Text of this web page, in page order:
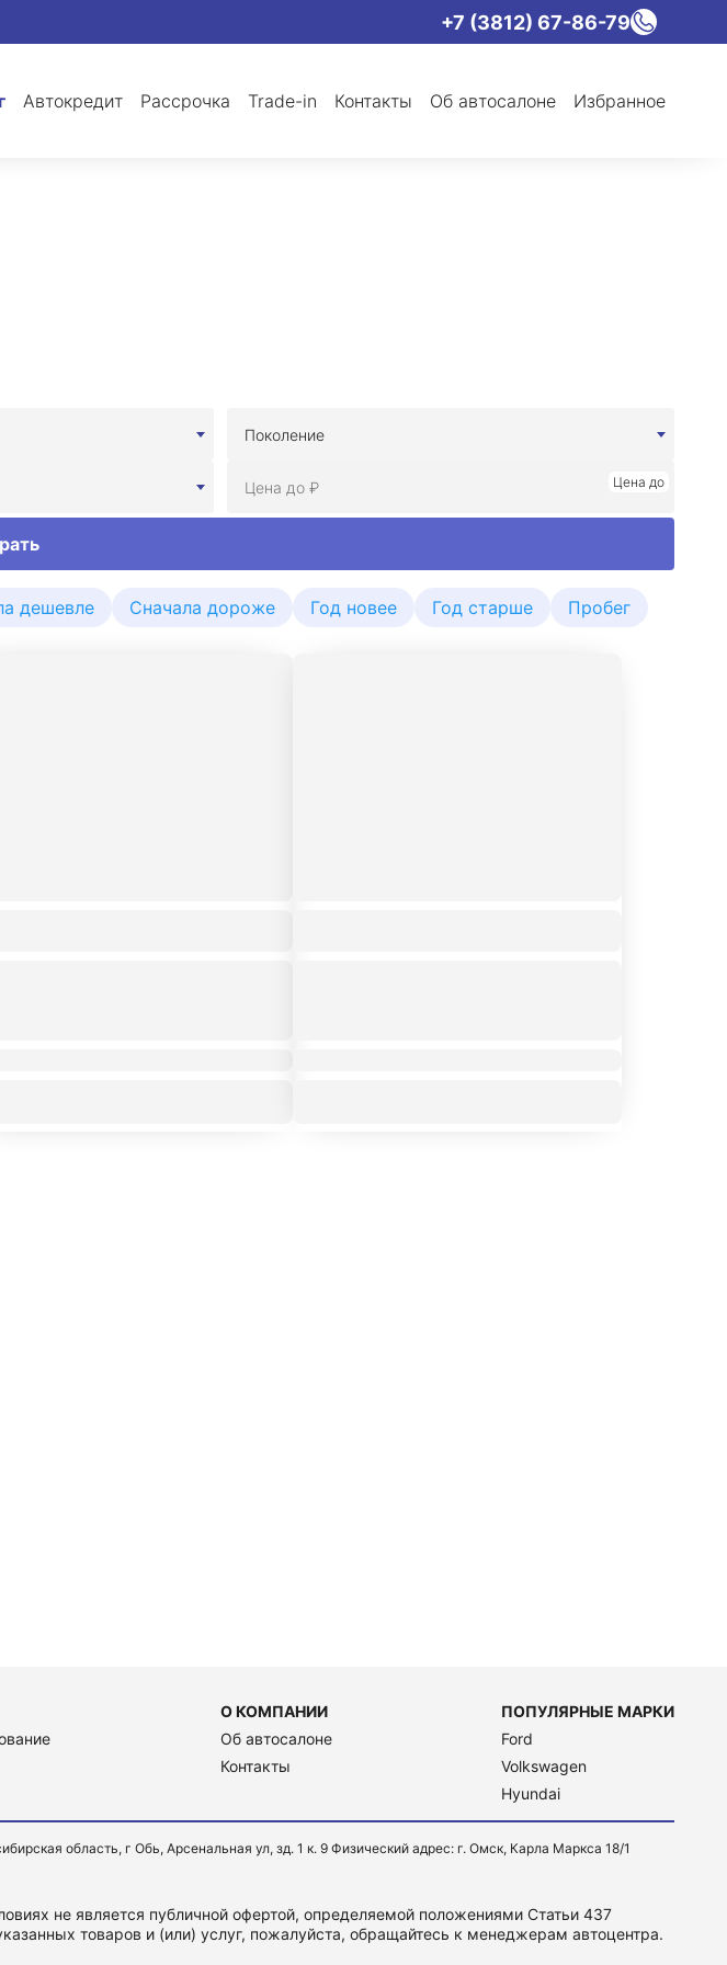
+7 (3812) 67-86-79
Автокредит Рассрочка Trade-in Контакты Об автосалоне Избранное
Поколение
Цена до
дешевле Сначала дороже Год новее Год старше Пробег
О КОМПАНИИ
Об автосалоне
Контакты
ПОПУЛЯРНЫЕ МАРКИ
Ford
Volkswagen
Hyundai
область, г Обь, Арсенальная ул, зд. 1 к. 9 Физический адрес: г. Омск, Карла Маркса 18/1
не является публичной офертой, определяемой положениями Статьи 437
товаров и (или) услуг, пожалуйста, обращайтесь к менеджерам автоцентра.